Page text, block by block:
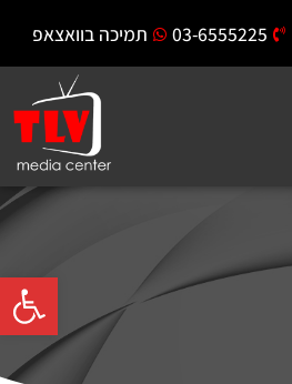
פתח
03-6555225 תמיכה בוואצאפ